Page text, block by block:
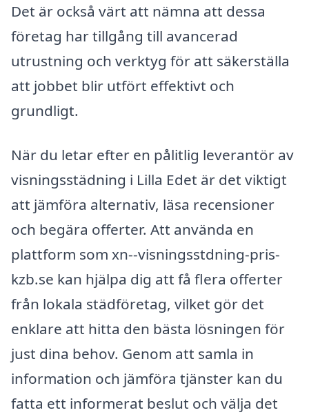
Det är också värt att nämna att dessa
företag har tillgång till avancerad
utrustning och verktyg för att säkerställa
att jobbet blir utfört effektivt och
grundligt.
När du letar efter en pålitlig leverantör av
visningsstädning i Lilla Edet är det viktigt
att jämföra alternativ, läsa recensioner
och begära offerter. Att använda en
plattform som xn--visningsstdning-pris-
kzb.se kan hjälpa dig att få flera offerter
från lokala städföretag, vilket gör det
enklare att hitta den bästa lösningen för
just dina behov. Genom att samla in
information och jämföra tjänster kan du
fatta ett informerat beslut och välja det